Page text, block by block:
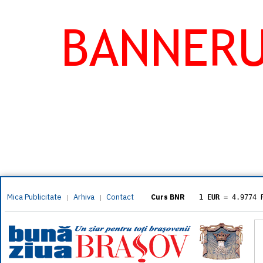
Mica Publicitate | Arhiva | Contact Curs BNR 1 EUR = 4.9774
= 5.8304
1 XAU= 464.4611
1 AED= 1.1933
1 AUD= 2.7957
1 BGN= 2.5449